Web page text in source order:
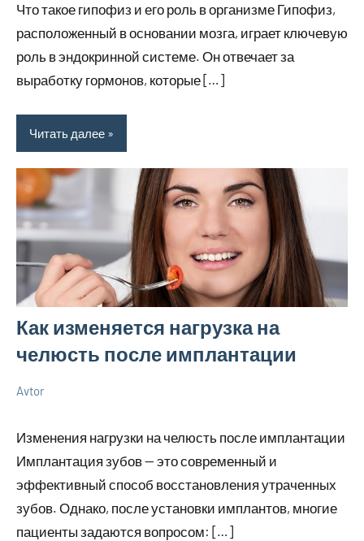
2026
Что такое гипофиз и его роль в организме Гипофиз,
расположенный в основании мозга, играет ключевую
роль в эндокринной системе. Он отвечает за
выработку гормонов, которые […]
Читать далее
Как изменяется нагрузка на
челюсть после имплантации
2026
Avtor
Изменения нагрузки на челюсть после имплантации
Имплантация зубов — это современный и
эффективный способ восстановления утраченных
зубов. Однако, после установки имплантов, многие
пациенты задаются вопросом: […]